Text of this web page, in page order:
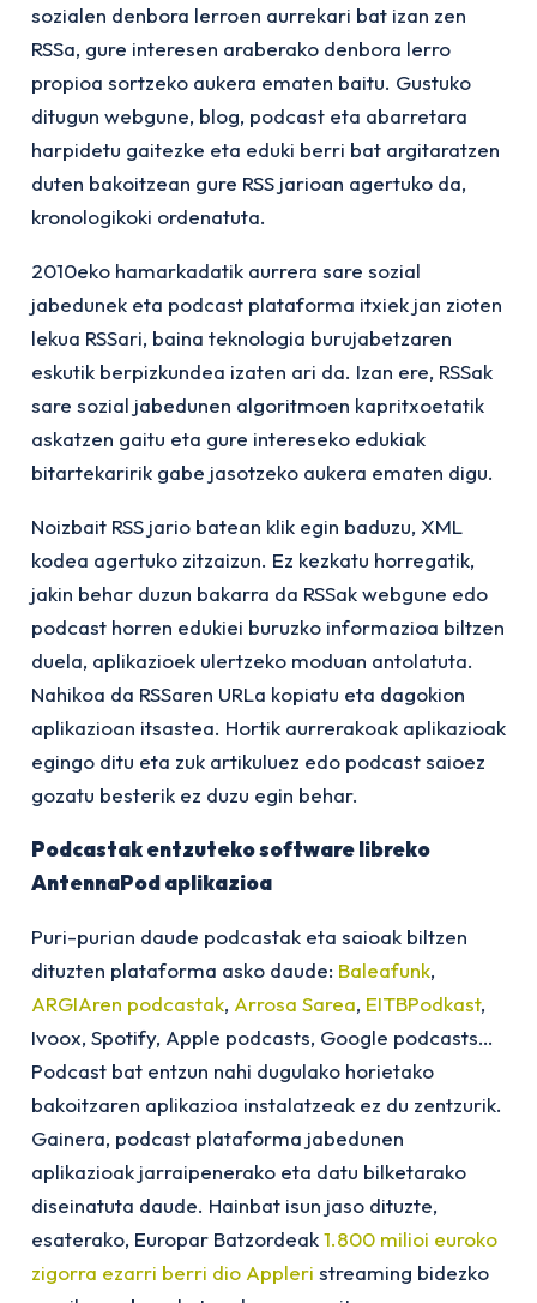
sozialen denbora lerroen aurrekari bat izan zen
RSSa, gure interesen araberako denbora lerro
propioa sortzeko aukera ematen baitu. Gustuko
ditugun webgune, blog, podcast eta abarretara
harpidetu gaitezke eta eduki berri bat argitaratzen
duten bakoitzean gure RSS jarioan agertuko da,
kronologikoki ordenatuta.
2010eko hamarkadatik aurrera sare sozial
jabedunek eta podcast plataforma itxiek jan zioten
lekua RSSari, baina teknologia burujabetzaren
eskutik berpizkundea izaten ari da. Izan ere, RSSak
sare sozial jabedunen algoritmoen kapritxoetatik
askatzen gaitu eta gure intereseko edukiak
bitartekaririk gabe jasotzeko aukera ematen digu.
Noizbait RSS jario batean klik egin baduzu, XML
kodea agertuko zitzaizun. Ez kezkatu horregatik,
jakin behar duzun bakarra da RSSak webgune edo
podcast horren edukiei buruzko informazioa biltzen
duela, aplikazioek ulertzeko moduan antolatuta.
Nahikoa da RSSaren URLa kopiatu eta dagokion
aplikazioan itsastea. Hortik aurrerakoak aplikazioak
egingo ditu eta zuk artikuluez edo podcast saioez
gozatu besterik ez duzu egin behar.
Podcastak entzuteko software libreko
AntennaPod aplikazioa
Puri-purian daude podcastak eta saioak biltzen
dituzten plataforma asko daude: Baleafunk,
ARGIAren podcastak, Arrosa Sarea, EITBPodkast,
Ivoox, Spotify, Apple podcasts, Google podcasts…
Podcast bat entzun nahi dugulako horietako
bakoitzaren aplikazioa instalatzeak ez du zentzurik.
Gainera, podcast plataforma jabedunen
aplikazioak jarraipenerako eta datu bilketarako
diseinatuta daude. Hainbat isun jaso dituzte,
esaterako, Europar Batzordeak1.800 milioi euroko
zigorra ezarri berri dio Appleri streaming bidezko